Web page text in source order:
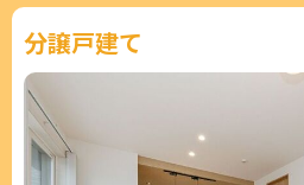
分譲戸建て